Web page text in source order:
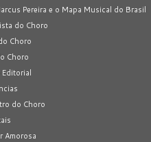
Pereira e o Mapa Musical do Brasil
do Choro
Choro
Choro
do Choro
Amorosa